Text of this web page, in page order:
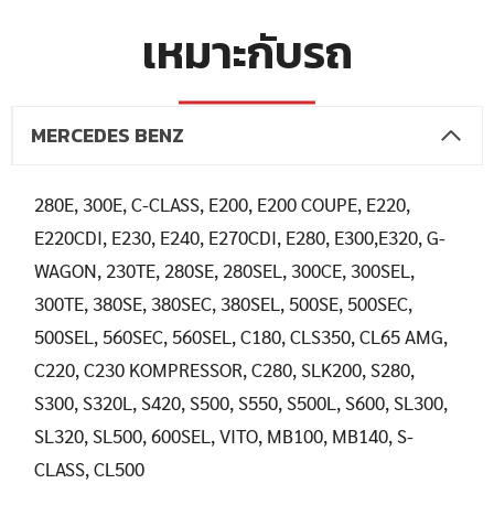
เหมาะกับรถ
MERCEDES BENZ
280E, 300E, C-CLASS, E200, E200 COUPE, E220,
E220CDI, E230, E240, E270CDI, E280, E300,E320, G-
WAGON, 230TE, 280SE, 280SEL, 300CE, 300SEL,
300TE, 380SE, 380SEC, 380SEL, 500SE, 500SEC,
500SEL, 560SEC, 560SEL, C180, CLS350, CL65 AMG,
C220, C230 KOMPRESSOR, C280, SLK200, S280,
S300, S320L, S420, S500, S550, S500L, S600, SL300,
SL320, SL500, 600SEL, VITO, MB100, MB140, S-
CLASS, CL500